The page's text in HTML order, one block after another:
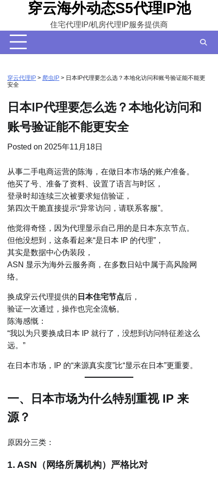
content
穿云海外动态S5代理IP池
住宅代理IP/机房代理IP服务提供商
穿云代理IP > 爬虫IP > 日本IP代理要怎么选？本地化访问和账号验证能不能更
安全
日本IP代理要怎么选？本地化访问和
账号验证能不能更安全
Posted on 2025年11月18日
从事二手电商运营的陈海，在做日本市场的账户准备。
他买了号、准备了资料、设置了语言与时区，
登录时却连续三次被要求短信验证，
第四次干脆直接提示“异常访问，请联系客服”。
他觉得奇怪，因为代理显示自己用的是日本东京节点。
但他没想到，这条看起来“是日本 IP 的代理”，
其实是数据中心伪装段，
ASN 显示为海外云服务商，在多数日站中属于高风险网
络。
换成穿云代理提供的 日本住宅节点后，
验证一次通过，操作也完全流畅。
陈海感慨：
“我以为只要换成日本 IP 就行了，没想到访问特征差这么
远。”
在日本市场，IP 的“来源真实度”比“显示在日本”更重要。
一、日本市场为什么特别重视 IP 来
源？
原因分三类：
1. ASN（网络所属机构）严格比对